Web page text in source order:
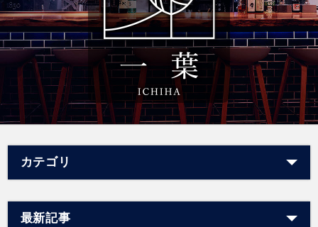
カテゴリ
最新記事